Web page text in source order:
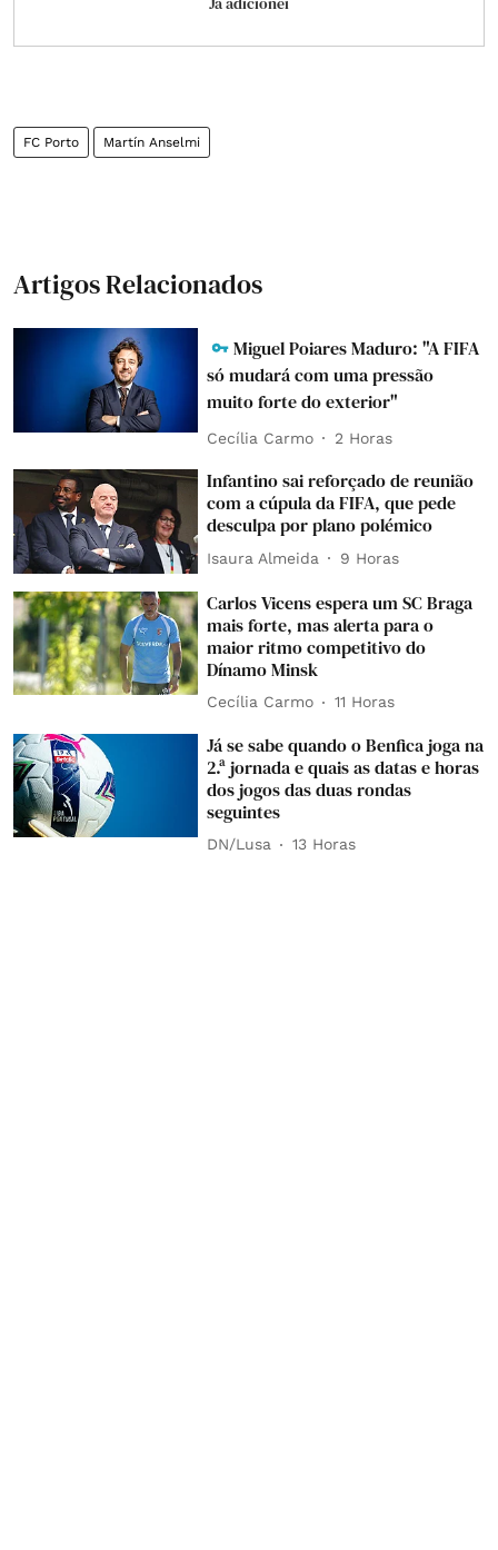
FC Porto Martín Anselmi
Artigos Relacionados
Miguel Poiares Maduro: "A FIFA
só mudará com uma pressão
muito forte do exterior"
Cecília Carmo 2 Horas
Infantino sai reforçado de reunião
com a cúpula da FIFA, que pede
desculpa por plano polémico
Isaura Almeida 9 Horas
Carlos Vicens espera um SC Braga
mais forte, mas alerta para o
maior ritmo competitivo do
Dínamo Minsk
Cecília Carmo 11 Horas
Já se sabe quando o Benfica joga na
2.ª jornada e quais as datas e horas
dos jogos das duas rondas
seguintes
DN/Lusa 13 Horas